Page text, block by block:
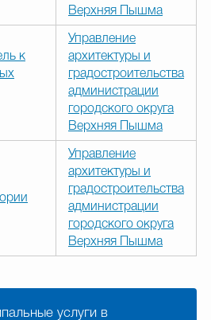
Верхняя Пышма
к
Управление
архитектуры и
градостроительства
администрации
городского округа
Верхняя Пышма
Управление
архитектуры и
градостроительства
администрации
городского округа
Верхняя Пышма
услуги в